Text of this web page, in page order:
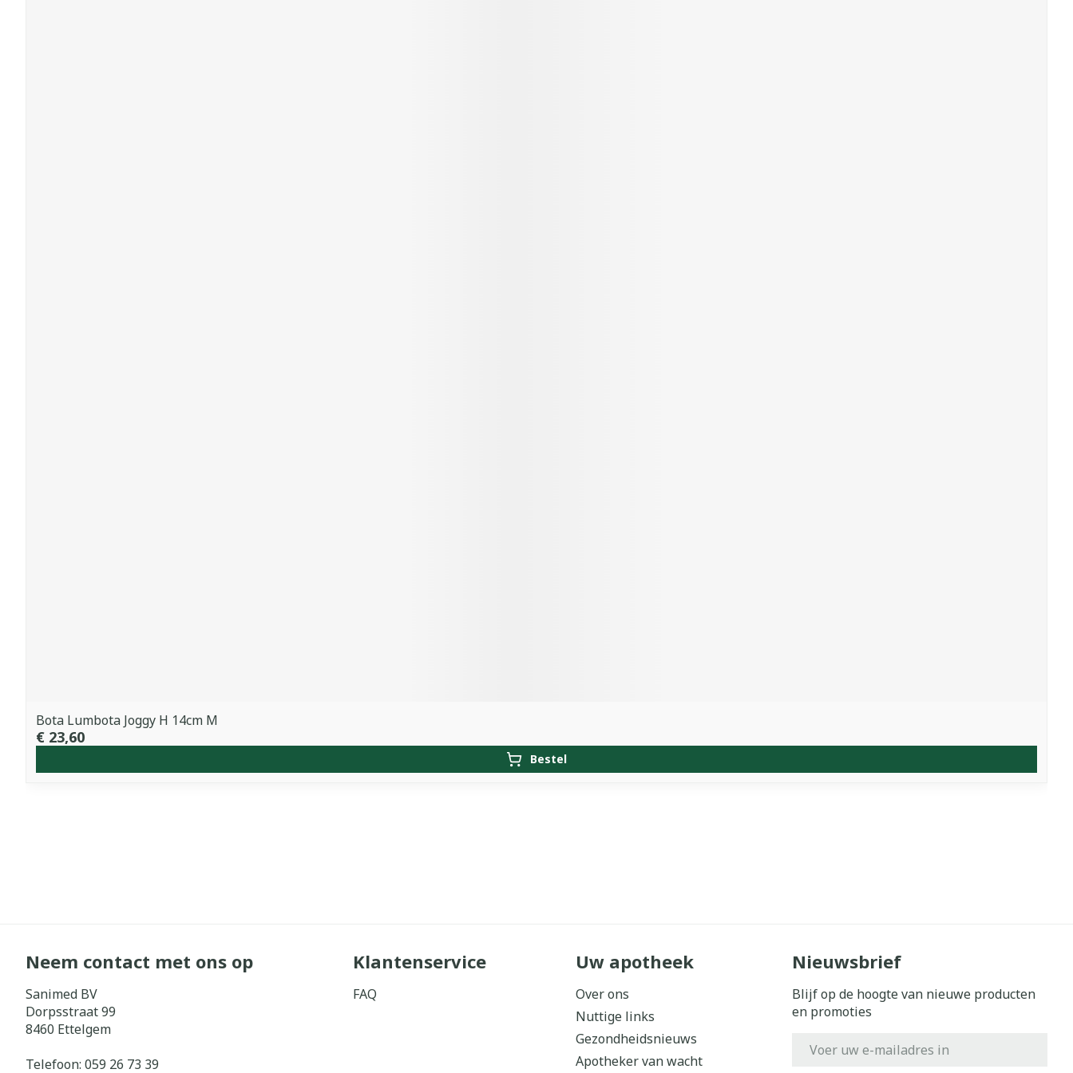
Bota Lumbota Joggy H 14cm M
€ 23,60
Bestel
Neem contact met ons op
Sanimed BV
Dorpsstraat 99
8460 Ettelgem
Telefoon: 059 26 73 39
Klantenservice
FAQ
Uw apotheek
Over ons
Nuttige links
Gezondheidsnieuws
Apotheker van wacht
Nieuwsbrief
Blijf op de hoogte van nieuwe producten
en promoties